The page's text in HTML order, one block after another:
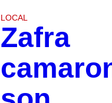
LOCAL
Zafra